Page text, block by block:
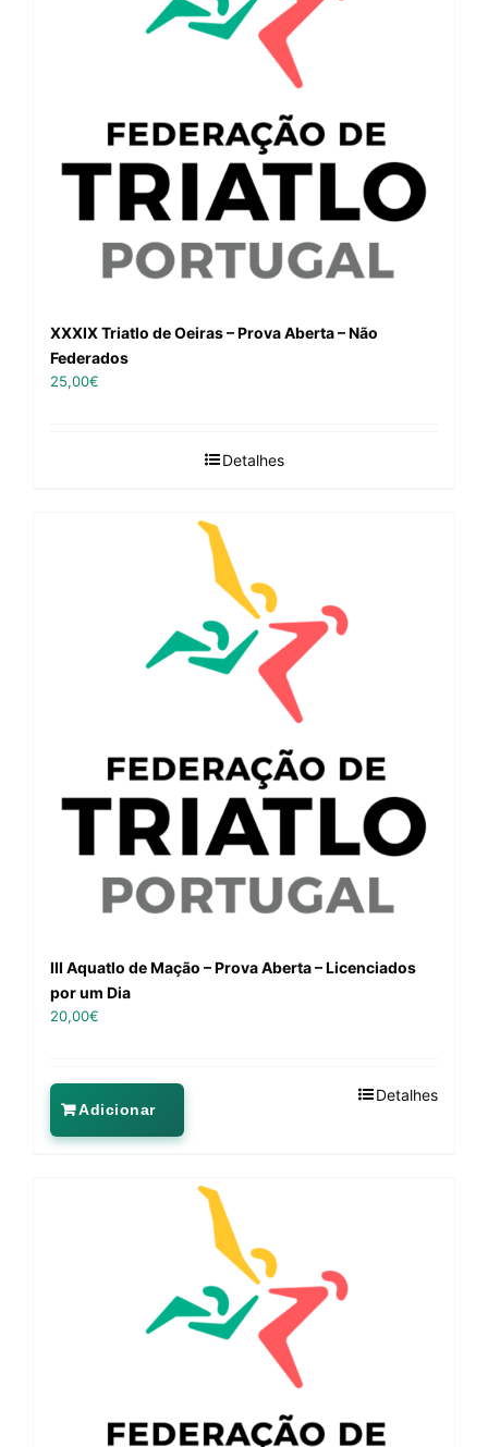
XXXIX Triatlo de Oeiras – Prova Aberta – Não
Federados
25,00€
Detalhes
III Aquatlo de Mação – Prova Aberta – Licenciados
por um Dia
20,00€
Adicionar
Detalhes